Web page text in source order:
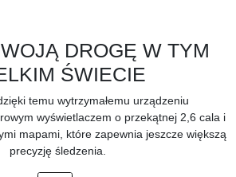
DROGĘ W TYM
ŚWIECIE
temu wytrzymałemu urządzeniu
wyświetlaczem o przekątnej 2,6 cala i
mapami, które zapewnia jeszcze większą
precyzję śledzenia.